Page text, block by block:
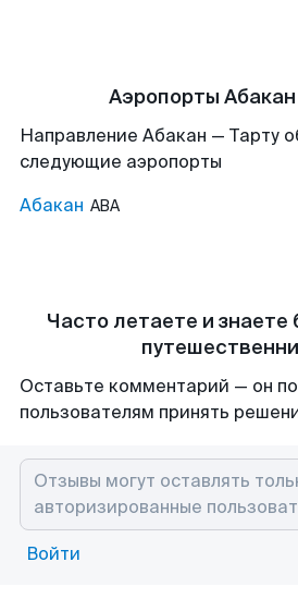
Аэропорты
Направление Абакан — Тарту
следующие аэропорты
Абакан ABA
Часто летаете и знаете
Оставьте комментарий — он
пользователям принять
Войти